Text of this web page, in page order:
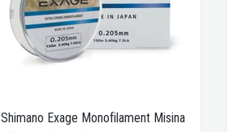
Shimano Exage Monofilament Misina